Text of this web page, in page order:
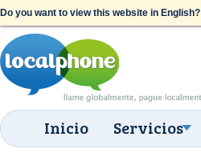
Do you want to view this website in English?
Inicio Servicios